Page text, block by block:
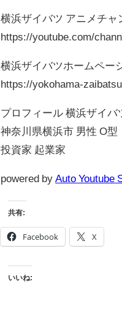
横浜ザイバツ アニメチャ
https://youtube.com/
横浜ザイバツホームペー
https://yokohama-
プロフィール 横浜ザイバ
神奈川県横浜市 男性 O型
投資家 起業家
powered by Auto Youtube
共有:
Facebook X
いいね: